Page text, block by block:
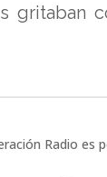
gritaban
Radio